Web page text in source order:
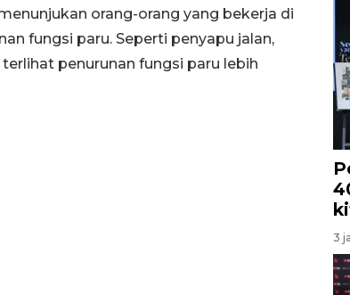
orang-orang yang bekerja di
fungsi paru. Seperti penyapu jalan,
penurunan fungsi paru lebih
3